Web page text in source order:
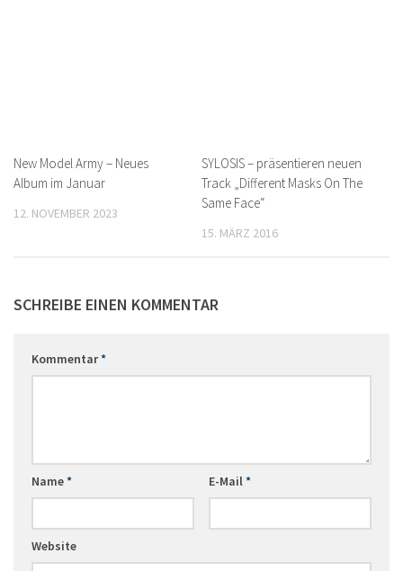
New Model Army – Neues
Album im Januar
12. NOVEMBER 2023
SYLOSIS – präsentieren neuen
Track „Different Masks On The
Same Face“
15. MÄRZ 2016
SCHREIBE EINEN KOMMENTAR
Kommentar*
Name* E-Mail*
Website